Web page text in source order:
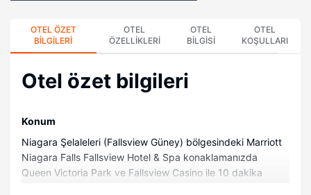
OTEL ÖZET
BILGILERI
OTEL
ÖZELLIKLERI
OTEL
BILGISI
OTEL
KOŞULLARI
Otel özet bilgileri
Konum
Niagara Şelaleleri (Fallsview Güney) bölgesindeki Marriott
Niagara Falls Fallsview Hotel & Spa konaklamanızda
Queen Victoria Park ve Fallsview Casino ile 10 dakika